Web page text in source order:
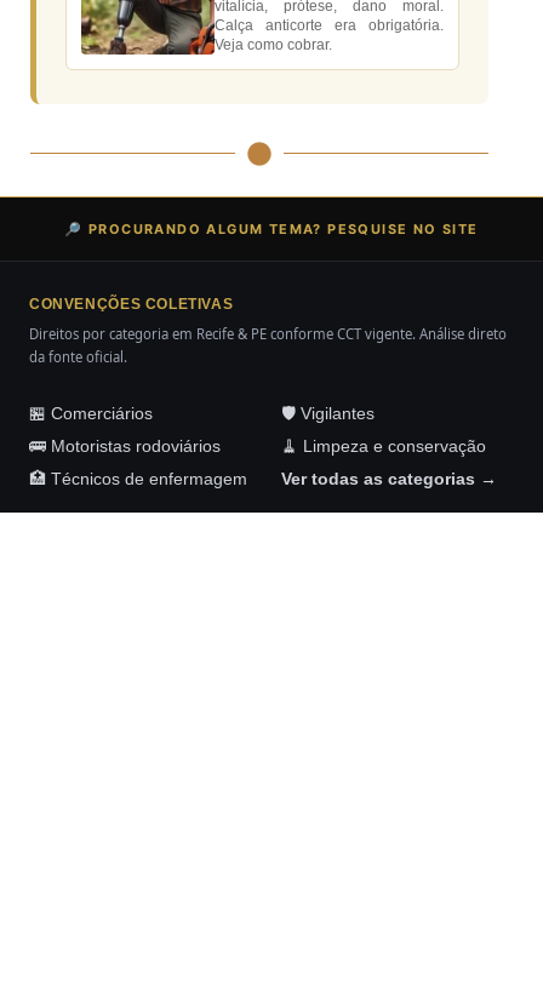
vitalícia, prótese, dano moral.
Calça anticorte era obrigatória.
Veja como cobrar.
🔎 PROCURANDO ALGUM TEMA? PESQUISE NO SITE
CONVENÇÕES COLETIVAS
Direitos por categoria em Recife & PE conforme CCT vigente. Análise direto
da fonte oficial.
🏪 Comerciários
🛡️ Vigilantes
🚌 Motoristas rodoviários
🧹 Limpeza e conservação
🏥 Técnicos de enfermagem
Ver todas as categorias →